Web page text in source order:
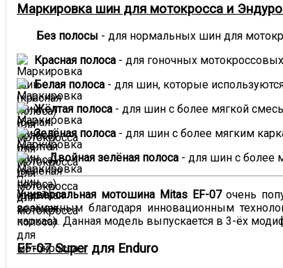
Маркировка шин для мотокросса и
Без полосы - для нормальных шин для
Красная полоса - для гоночных
Белая полоса - для шин, которые
Жёлтая полоса - для шин с более мягкой
Зелёная полоса - для шин с более мягким
Двойная зелёная полоса - для шин с более
Универсальная мотошина Mitas EF-07очень
возможным благодаря инновационным
каркаса. Данная модель выпускается в 3-ёх
EF-07 Superдля Enduro